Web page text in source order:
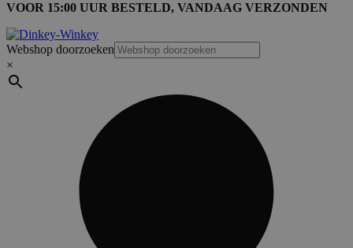
VOOR 15:00 UUR BESTELD, VANDAAG VERZONDEN
Webshop doorzoeken
×